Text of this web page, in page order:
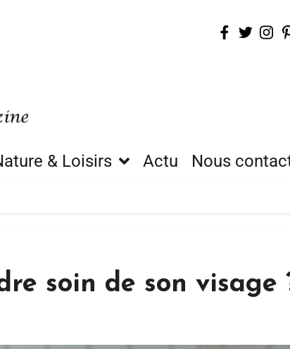
& Loisirs Actu Nous
soin de son visage